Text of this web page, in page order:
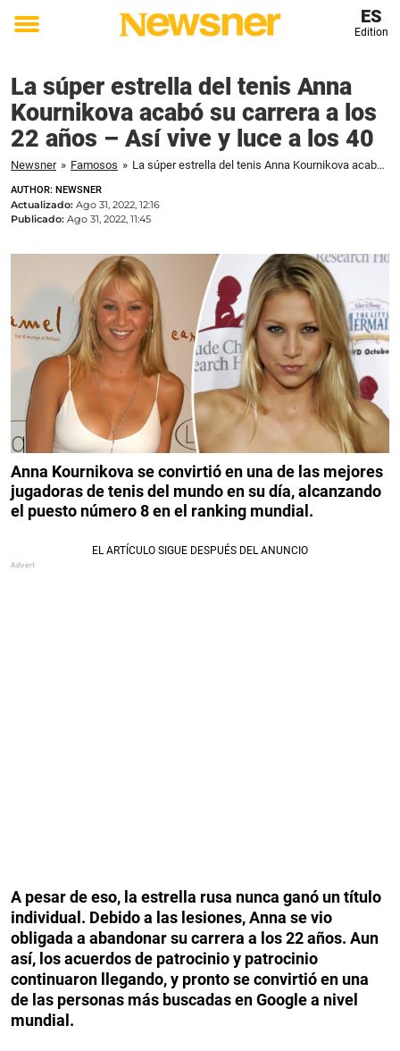
Toggle
ES
Edition
La súper estrella del tenis Anna
Kournikova acabó su carrera a los
22 años – Así vive y luce a los 40
Newsner » Famosos » La súper estrella del tenis Anna Kournikova acabó su carrera a los 22 años – Así vive y luce a los 40
AUTHOR: NEWSNER
Actualizado: Ago 31, 2022, 12:16
Publicado: Ago 31, 2022, 11:45
Anna Kournikova se convirtió en una de las mejores
jugadoras de tenis del mundo en su día, alcanzando
el puesto número 8 en el ranking mundial.
A pesar de eso, la estrella rusa nunca ganó un título
individual. Debido a las lesiones, Anna se vio
obligada a abandonar su carrera a los 22 años. Aun
así, los acuerdos de patrocinio y patrocinio
continuaron llegando, y pronto se convirtió en una
de las personas más buscadas en Google a nivel
mundial.